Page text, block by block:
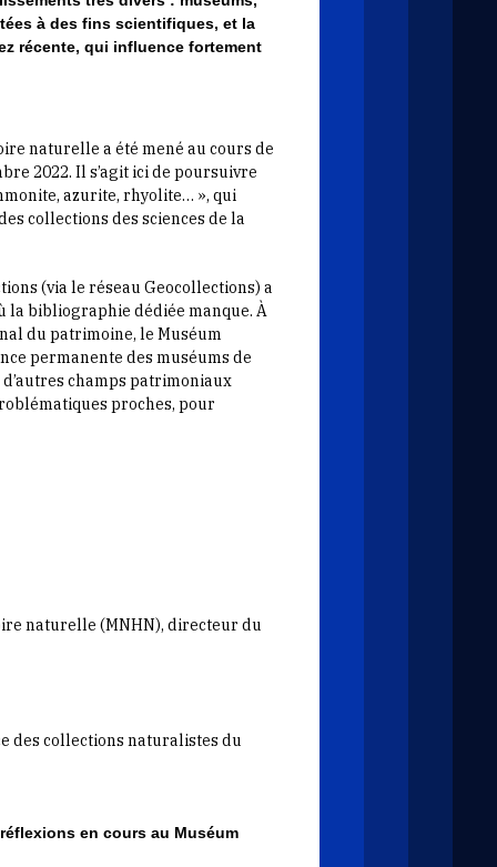
à des fins scientifiques, et la
récente, qui influence fortement
naturelle a été mené au cours de
2022. Il s’agit ici de poursuivre
azurite, rhyolite… », qui
collections des sciences de la
(via le réseau Geocollections) a
la bibliographie dédiée manque. À
du patrimoine, le Muséum
permanente des muséums de
champs patrimoniaux
proches, pour
naturelle (MNHN), directeur du
des collections naturalistes du
en cours au Muséum